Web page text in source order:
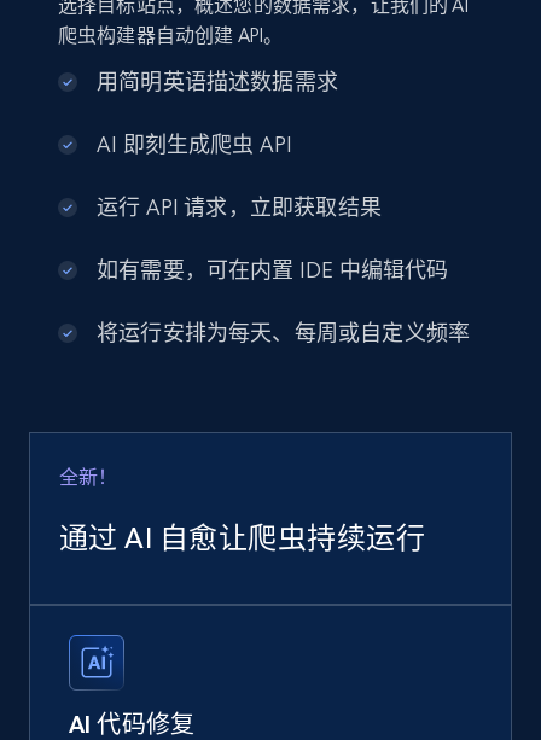
选择目标站点，概述您的数据需求，让我们的 AI
爬虫构建器自动创建 API。
用简明英语描述数据需求
AI 即刻生成爬虫 API
运行 API 请求，立即获取结果
如有需要，可在内置 IDE 中编辑代码
将运行安排为每天、每周或自定义频率
全新！
通过 AI 自愈让爬虫持续运行
AI 代码修复